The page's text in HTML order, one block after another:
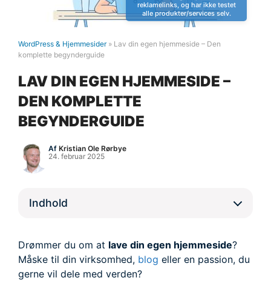
WordPress & Hjemmesider» Lav din egen hjemmeside – Den
komplette begynderguide
LAV DIN EGEN HJEMMESIDE –
DEN KOMPLETTE
BEGYNDERGUIDE
Af Kristian Ole Rørbye
24. februar 2025
Indhold
Drømmer du om at lave din egen hjemmeside?
Måske til din virksomhed, blog eller en passion, du
gerne vil dele med verden?